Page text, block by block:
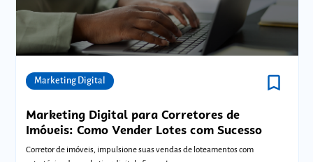
Marketing Digital bookmark_border
Marketing Digital para Corretores de
Imóveis: Como Vender Lotes com Sucesso
Corretor de imóveis, impulsione suas vendas de loteamentos com